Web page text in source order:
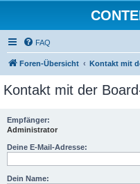
FAQ
Foren-Übersicht Kontakt mit
Kontakt mit der
Empfänger:
Administrator
Deine E-Mail-Adresse:
Dein Name: